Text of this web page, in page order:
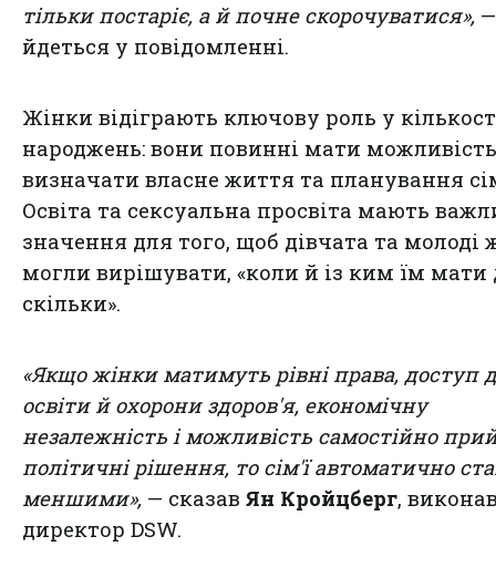
тільки постаріє, а й почне скорочуватися», —
йдеться у повідомленні.
Жінки відіграють ключову роль у
народжень: вони повинні мати можливість
визначати власне життя та планування
Освіта та сексуальна просвіта мають
значення для того, щоб дівчата та молоді
могли вирішувати, «коли й із ким їм мати
скільки».
«Якщо жінки матимуть рівні права, доступ
освіти й охорони здоров'я, економічну
незалежність і можливість самостійно
політичні рішення, то сім'ї автоматично
меншими», — сказав Ян Кройцберг,
директор DSW.